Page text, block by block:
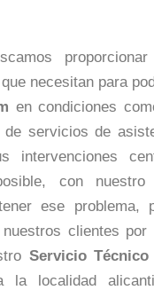
necesitan para
en condiciones
de servicios de
intervenciones
con nuestro
ese problema,
clientes
Servicio Técnico
la localidad